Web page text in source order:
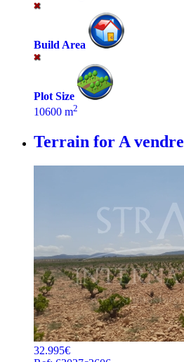
Build Area
Plot Size
10600 m2
Terrain for A vendre
32.995€